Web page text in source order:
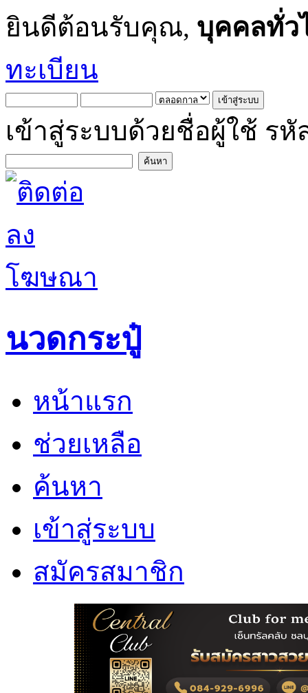
ยินดีต้อนรับคุณ, บุคคลทั่ว
ทะเบียน
เข้าสู่ระบบด้วยชื่อผู้ใช้ รหั
นวดกระปู๋
หน้าแรก
ช่วยเหลือ
ค้นหา
เข้าสู่ระบบ
สมัครสมาชิก